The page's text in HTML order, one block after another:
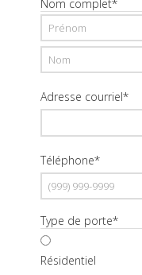
Nom complet*
Prénom
Adresse courriel*
Téléphone*
Type de porte*
Résidentiel